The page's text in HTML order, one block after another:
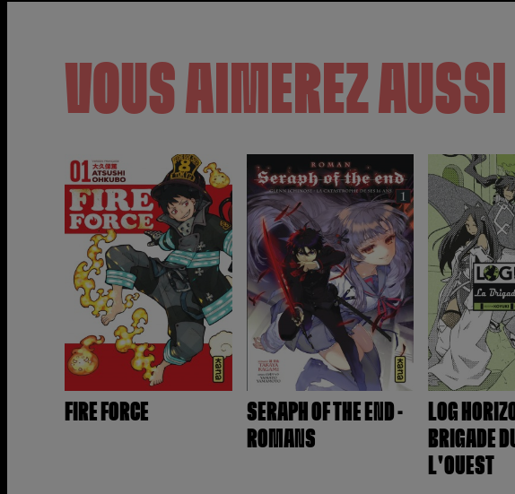
VOUS AIMEREZ AUSSI
FIRE FORCE
SERAPH OF THE END -
ROMANS
LOG
BRIGADE
L'OUEST